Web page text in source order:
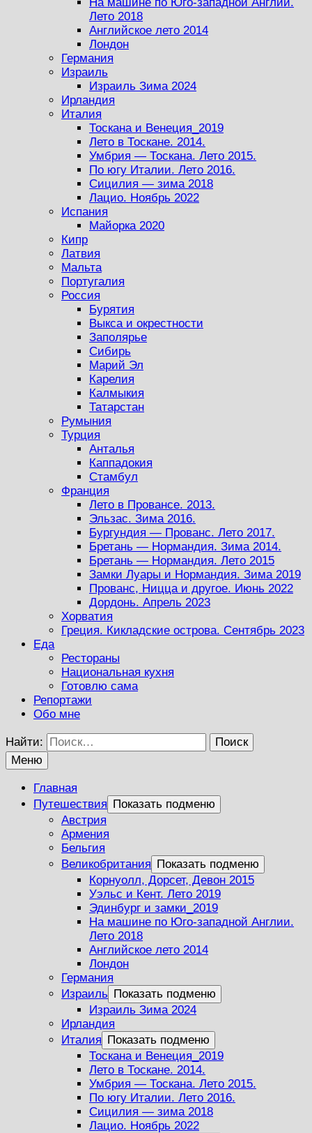
Лето 2018
Английское лето 2014
Лондон
Германия
Израиль
Израиль Зима 2024
Ирландия
Италия
Тоскана и Венеция_2019
Лето в Тоскане. 2014.
Умбрия — Тоскана. Лето 2015.
По югу Италии. Лето 2016.
Сицилия — зима 2018
Лацио. Ноябрь 2022
Испания
Майорка 2020
Кипр
Латвия
Мальта
Португалия
Россия
Бурятия
Выкса и окрестности
Заполярье
Сибирь
Марий Эл
Карелия
Калмыкия
Татарстан
Румыния
Турция
Анталья
Каппадокия
Стамбул
Франция
Лето в Провансе. 2013.
Эльзас. Зима 2016.
Бургундия — Прованс. Лето 2017.
Бретань — Нормандия. Зима 2014.
Бретань — Нормандия. Лето 2015
Замки Луары и Нормандия. Зима 2019
Прованс, Ницца и другое. Июнь 2022
Дордонь. Апрель 2023
Хорватия
Греция. Кикладские острова. Сентябрь 2023
Еда
Рестораны
Национальная кухня
Готовлю сама
Репортажи
Обо мне
Найти:
Меню
Главная
Путешествия Показать подменю
Австрия
Армения
Бельгия
Великобритания Показать подменю
Корнуолл, Дорсет, Девон 2015
Уэльс и Кент. Лето 2019
Эдинбург и замки_2019
На машине по Юго-западной Англии.
Лето 2018
Английское лето 2014
Лондон
Германия
Израиль Показать подменю
Израиль Зима 2024
Ирландия
Италия Показать подменю
Тоскана и Венеция_2019
Лето в Тоскане. 2014.
Умбрия — Тоскана. Лето 2015.
По югу Италии. Лето 2016.
Сицилия — зима 2018
Лацио. Ноябрь 2022